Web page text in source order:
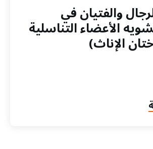
والفتيان في
الأعضاء التناسلية
الإناث)